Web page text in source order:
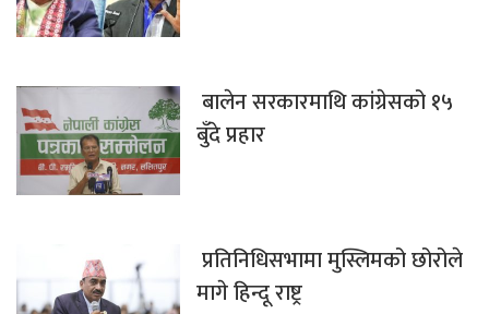
बालेन सरकारमाथि कांग्रेसको १५
बुँदे प्रहार
प्रतिनिधिसभामा मुस्लिमको छोरोले
मागे हिन्दू राष्ट्र